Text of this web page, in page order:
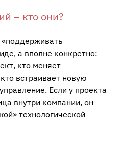
– кто они?
а вполне конкретно:
кто меняет
встраивает новую
Если у проекта
внутри компании, он
технологической